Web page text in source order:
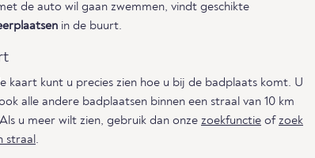
de auto wil gaan zwemmen, vindt geschikte
in de buurt.
kaart kunt u precies zien hoe u bij de badplaats komt. U
alle andere badplaatsen binnen een straal van 10 km
u meer wilt zien, gebruik dan onze zoekfunctie ofzoek
straal .